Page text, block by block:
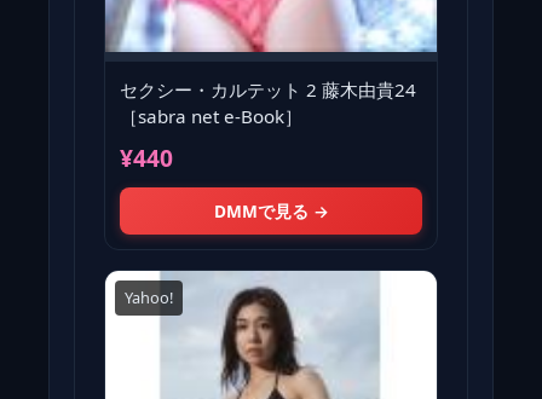
セクシー・カルテット 2 藤木由貴24
［sabra net e-Book］
¥440
DMMで見る →
Yahoo!